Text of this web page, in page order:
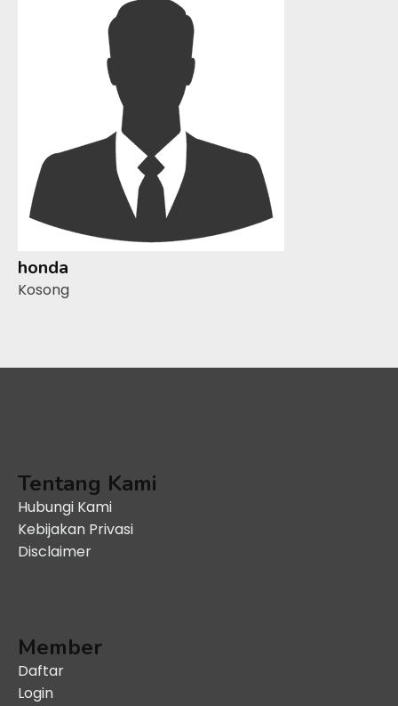
honda
Kosong
Tentang Kami
Hubungi Kami
Kebijakan Privasi
Disclaimer
Member
Daftar
Login